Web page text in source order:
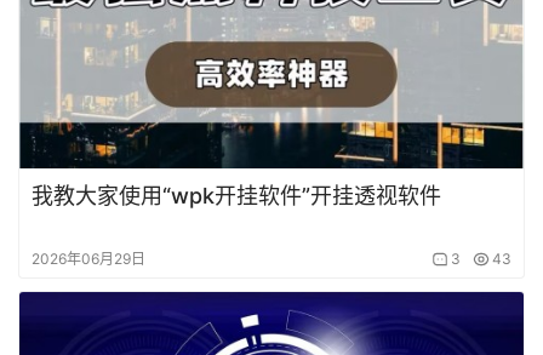
我教大家使用“wpk开挂软件”开挂透视软件
2026年06月29日 3 43